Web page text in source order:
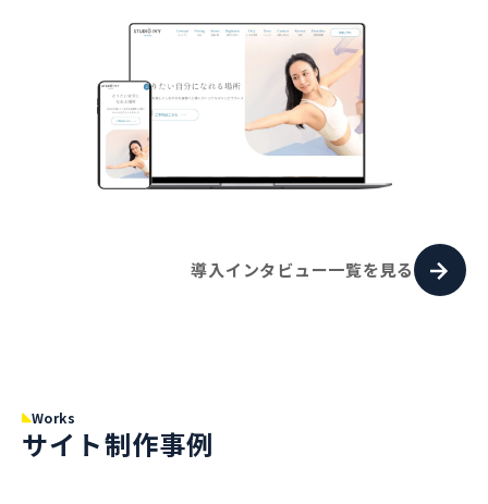
導入インタビュー一覧を見る
Works
サイト制作事例